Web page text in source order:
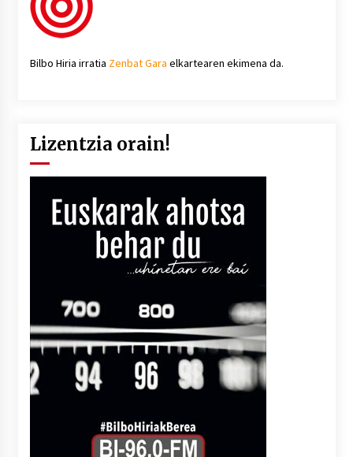
Bilbo Hiria irratia Zenbat Gara elkartearen ekimena da.
Lizentzia orain!